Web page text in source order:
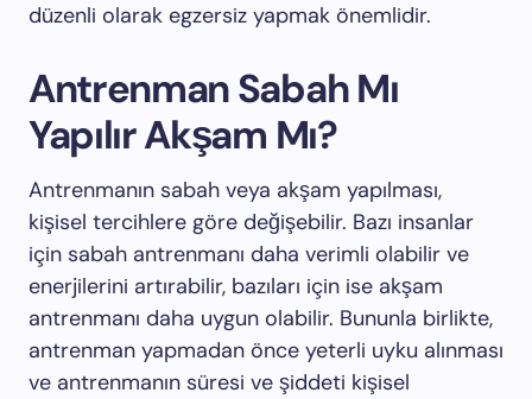
düzenli olarak egzersiz yapmak önemlidir.
Antrenman Sabah Mı
Yapılır Akşam Mı?
Antrenmanın sabah veya akşam yapılması,
kişisel tercihlere göre değişebilir. Bazı insanlar
için sabah antrenmanı daha verimli olabilir ve
enerjilerini artırabilir, bazıları için ise akşam
antrenmanı daha uygun olabilir. Bununla birlikte,
antrenman yapmadan önce yeterli uyku alınması
ve antrenmanın süresi ve şiddeti kişisel